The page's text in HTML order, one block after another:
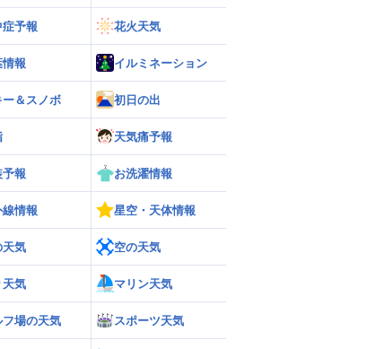
予報 花火天気
報 イルミネーション
ー＆スノボ 初日の出
天気痛予報
予報 お洗濯情報
情報 星空・天体情報
天気 空の天気
天気 マリン天気
フ場の天気 スポーツ天気